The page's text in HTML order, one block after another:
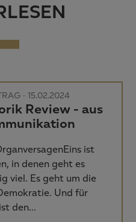
· 15.02.2024
Review - aus
ist
in denen geht es
viel. Es geht um die
Und für
den…